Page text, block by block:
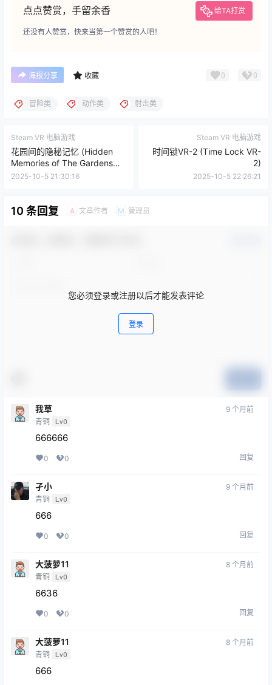
点点赞赏，手留余香 给TA打赏
还没有人赞赏，快来当第一个赞赏的人吧！
海报分享 收藏 0 0
冒险类 动作类 射击类
Steam VR 电脑游戏
花园间的隐秘记忆 (Hidden
Memories of The Gardens
Between)
2025-10-5 21:30:16
Steam VR 电脑游戏
时间锁VR-2 (Time Lock VR-
2)
2025-10-5 22:26:21
10 条回复 A 文章作者 M 管理员
您必须登录或注册以后才能发表评论
登录
我草
青铜 Lv0
9 个月前
666666
0 0 回复
孑小
青铜 Lv0
9 个月前
666
0 0 回复
大菠萝11
青铜 Lv0
8 个月前
6636
0 0 回复
大菠萝11
青铜 Lv0
8 个月前
666